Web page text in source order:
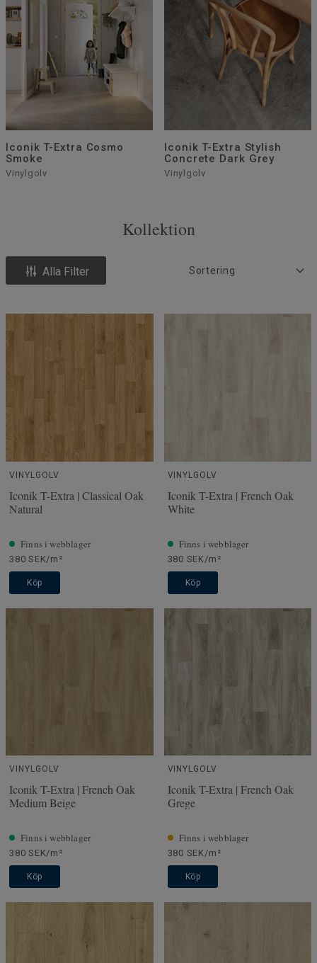
Iconik T-Extra Cosmo
Smoke
Vinylgolv
Iconik T-Extra Stylish
Concrete Dark Grey
Vinylgolv
Kollektion
Alla Filter
VINYLGOLV
Iconik T-Extra | Classical Oak
Natural
Finns i webblager
380 SEK/m²
Köp
VINYLGOLV
Iconik T-Extra | French Oak
White
Finns i webblager
380 SEK/m²
Köp
VINYLGOLV
Iconik T-Extra | French Oak
Medium Beige
Finns i webblager
380 SEK/m²
Köp
VINYLGOLV
Iconik T-Extra | French Oak
Grege
Finns i webblager
380 SEK/m²
Köp